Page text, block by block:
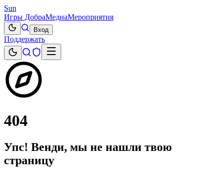
Sun
Игры ДобраМедиаМероприятия
Вход
Поддержать
404
Упс! Венди, мы не нашли твою
страницу